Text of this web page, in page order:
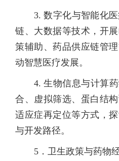
3. 数字化与智能化
链、大数据等技术，开
策辅助、药品供应链管
动智慧医疗发展。
4. 生物信息与计算
合、虚拟筛选、蛋白结
适应症再定位等方式，
与开发路径。
5．卫生政策与药物